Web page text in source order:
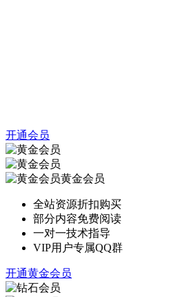
开通会员
黄金会员
全站资源折扣购买
部分内容免费阅读
一对一技术指导
VIP用户专属QQ群
开通黄金会员